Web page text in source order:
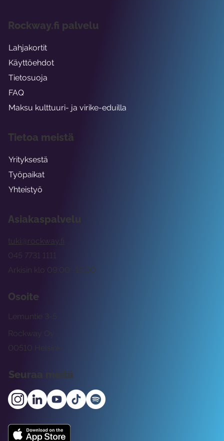
Asiakaspalvelu
tuki@rockway.fi
Arkisin klo 09:00 -15:00
045 7731 1111
Osoite
Rockway Oy
Lemuntie 3-5
00510 Helsinki
Seuraa meitä
Rockway.fi palvelu
Lahjakortit
Käyttöehdot
Tietosuoja
FAQ
Maksu kulttuuri- ja virike-eduilla
Tietoa meistä
Yrityksestä
Työpaikat
Yhteistyö